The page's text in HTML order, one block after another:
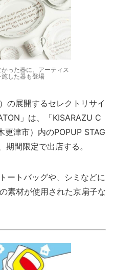
った器に、アーティス
施した器も登場
の展開するセレクトリサイ
」は、「KISARAZU C
更津市）内のPOPUP STAG
間限定で出店する。
ートバッグや、シミなどに
素材が使用された京扇子な